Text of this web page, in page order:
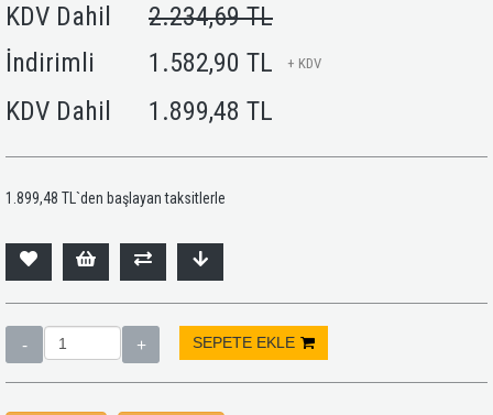
KDV Dahil
2.234,69 TL
İndirimli
1.582,90 TL + KDV
KDV Dahil 1.899,48 TL
1.899,48 TL `den başlayan taksitlerle